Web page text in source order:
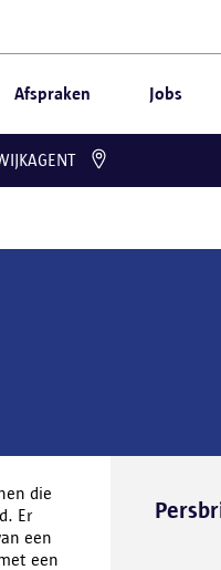
Afspraken Jobs
die
Er
een
een